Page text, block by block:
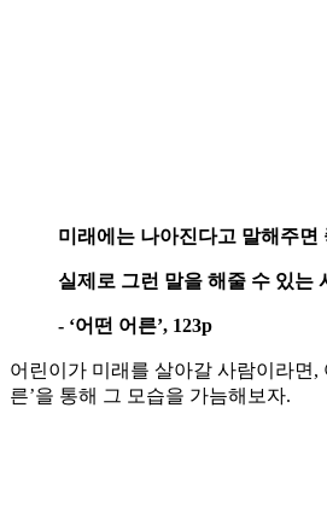
미래에는 나아진다고 말해주면
실제로 그런 말을 해줄 수 있는
- ‘어떤 어른’, 123p
어린이가 미래를 살아갈 사람이라면,
른’을 통해 그 모습을 가늠해보자.